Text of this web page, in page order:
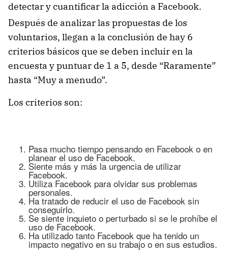
detectar y cuantificar la adicción a Facebook.
Después de analizar las propuestas de los
voluntarios, llegan a la conclusión de hay 6
criterios básicos que se deben incluir en la
encuesta y puntuar de 1 a 5, desde “Raramente”
hasta “Muy a menudo”.
Los criterios son:
Pasa mucho tiempo pensando en Facebook o en
planear el uso de Facebook.
Siente más y más la urgencia de utilizar
Facebook.
Utiliza Facebook para olvidar sus problemas
personales.
Ha tratado de reducir el uso de Facebook sin
conseguirlo.
Se siente inquieto o perturbado si se le prohíbe el
uso de Facebook.
Ha utilizado tanto Facebook que ha tenido un
impacto negativo en su trabajo o en sus estudios.